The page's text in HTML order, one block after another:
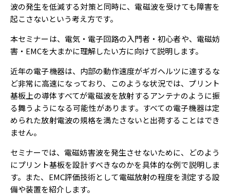
波の発生を低減する対策と同時に、電磁波を受けても障害を
起こさないという考え方です。
本セミナーは、電気・電子回路の入門者・初心者や、電磁妨
害・EMCを大まかに理解したい方に向けて説明します。
近年の電子機器は、内部の動作速度がギガヘルツに達するな
ど非常に高速になっており、このような状況では、プリント
基板上の導体すべてが電磁波を放射するアンテナのように振
る舞うようになる可能性があります。すべての電子機器は定
められた放射電波の規格を満たさないと出荷することはでき
ません。
セミナーでは、電磁妨害波を発生させないために、どのよう
にプリント基板を設計すべきなのかを具体的な例で説明しま
す。また、EMC評価技術として電磁放射の程度を測定する設
備や装置を紹介します。